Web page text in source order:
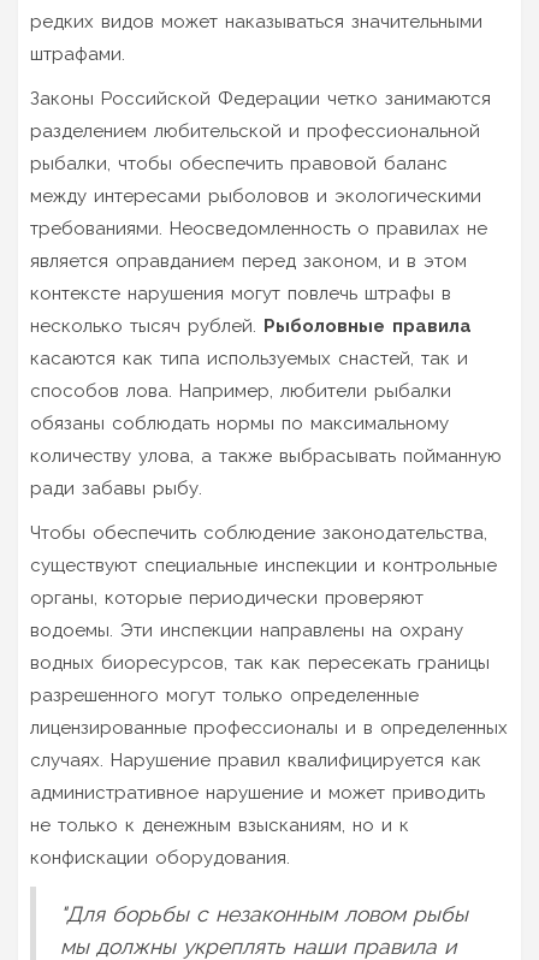
редких видов может наказываться значительными
штрафами.
Законы Российской Федерации четко занимаются
разделением любительской и профессиональной
рыбалки, чтобы обеспечить правовой баланс
между интересами рыболовов и экологическими
требованиями. Неосведомленность о правилах не
является оправданием перед законом, и в этом
контексте нарушения могут повлечь штрафы в
несколько тысяч рублей. Рыболовные правила
касаются как типа используемых снастей, так и
способов лова. Например, любители рыбалки
обязаны соблюдать нормы по максимальному
количеству улова, а также выбрасывать пойманную
ради забавы рыбу.
Чтобы обеспечить соблюдение законодательства,
существуют специальные инспекции и контрольные
органы, которые периодически проверяют
водоемы. Эти инспекции направлены на охрану
водных биоресурсов, так как пересекать границы
разрешенного могут только определенные
лицензированные профессионалы и в определенных
случаях. Нарушение правил квалифицируется как
административное нарушение и может приводить
не только к денежным взысканиям, но и к
конфискации оборудования.
"Для борьбы с незаконным ловом рыбы
мы должны укреплять наши правила и